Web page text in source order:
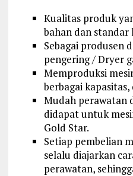
Kualitas produk
bahan dan standar
Sebagai produsen
pengering / Dryer
Memproduksi
berbagai kapasitas,
Mudah perawatan
didapat untuk
Gold Star.
Setiap pembelian
selalu diajarkan
perawatan,